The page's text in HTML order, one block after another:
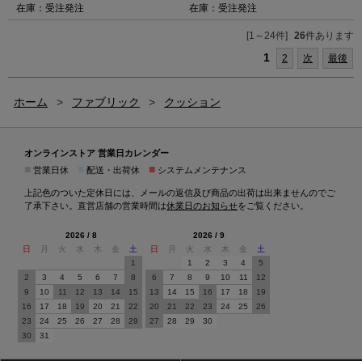
在庫：受注発注
在庫：受注発注
[1～24件] 26件あります
1 2 次 最後
ホーム > ファブリック > クッション
オンラインストア 営業日カレンダー
営業日休 配送・出荷休 ■ システムメンテナンス
上記色のついた定休日には、メールの返信及び商品の出荷は出来ませんのでご
了承下さい。直営店舗の営業時間は休業日のお知らせをご覧ください。
2026 / 8
日
月 火 水 木 金
土
1
2
3 4 5 6 7
8
9
10 11 12 13 14
15
16
17 18 19 20 21
22
23
24 25 26 27 28
29
30
31
2026 / 9
日
月 火 水 木 金
土
1
2 3 4
5
6
7 8 9 10 11
12
13
14 15 16 17 18
19
20
21 22 23 24 25
26
27
28 29 30